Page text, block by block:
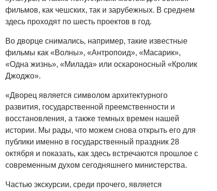
фильмов, как чешских, так и зарубежных. В среднем
здесь проходят по шесть проектов в год.
Во дворце снимались, например, такие известные
фильмы как «Волны», «Антропоид», «Масарик»,
«Одна жизнь», «Милада» или оскароносный «Кролик
Джоджо».
«Дворец является символом архитектурного
развития, государственной преемственности и
восстановления, а также темных времен нашей
истории. Мы рады, что можем снова открыть его для
публики именно в государственный праздник 28
октября и показать, как здесь встречаются прошлое с
современным духом сегодняшнего министерства.
Частью экскурсии, среди прочего, является